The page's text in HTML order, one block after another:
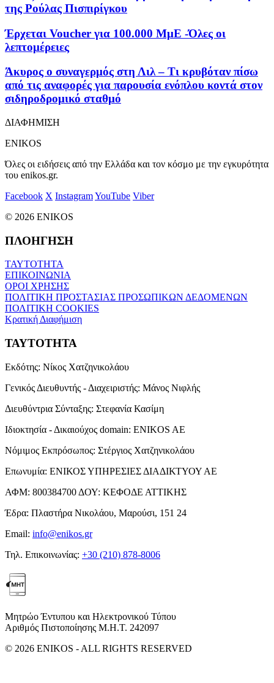
της Ρούλας Πισπιρίγκου
Έρχεται Voucher για 100.000 ΜμΕ -Όλες οι
λεπτομέρειες
Άκυρος ο συναγερμός στη Λιλ – Τι κρυβόταν πίσω
από τις αναφορές για παρουσία ενόπλου κοντά στον
σιδηροδρομικό σταθμό
ΔΙΑΦΗΜΙΣΗ
ENIKOS
Όλες οι ειδήσεις από την Ελλάδα και τον κόσμο με την εγκυρότητα
του enikos.gr.
Facebook X InstagramYouTube Viber
© 2026 ENIKOS
ΠΛΟΗΓΗΣΗ
ΤΑΥΤΟΤΗΤΑ
ΕΠΙΚΟΙΝΩΝΙΑ
ΟΡΟΙ ΧΡΗΣΗΣ
ΠΟΛΙΤΙΚΗ ΠΡΟΣΤΑΣΙΑΣ ΠΡΟΣΩΠΙΚΩΝ ΔΕΔΟΜΕΝΩΝ
ΠΟΛΙΤΙΚΗ COOKIES
Κρατική Διαφήμιση
ΤΑΥΤΟΤΗΤΑ
Εκδότης: Νίκος Χατζηνικολάου
Γενικός Διευθυντής - Διαχειριστής: Μάνος Νιφλής
Διευθύντρια Σύνταξης: Στεφανία Κασίμη
Ιδιοκτησία - Δικαιούχος domain: ENIKOS AE
Νόμιμος Εκπρόσωπος: Στέργιος Χατζηνικολάου
Επωνυμία: ΕΝΙΚΟΣ ΥΠΗΡΕΣΙΕΣ ΔΙΑΔΙΚΤΥΟΥ ΑΕ
ΑΦΜ: 800384700 ΔΟΥ: ΚΕΦΟΔΕ ΑΤΤΙΚΗΣ
Έδρα: Πλαστήρα Νικολάου, Μαρούσι, 151 24
Email: info@enikos.gr
Τηλ. Επικοινωνίας: +30 (210) 878-8006
Μητρώο Έντυπου και Ηλεκτρονικού Τύπου
Αριθμός Πιστοποίησης Μ.Η.Τ. 242097
© 2026 ENIKOS - ALL RIGHTS RESERVED